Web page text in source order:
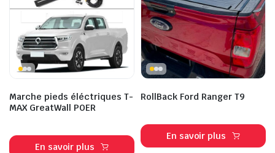
Marche pieds éléctriques T-
MAX GreatWall POER
En savoir plus
RollBack Ford Ranger T9
En savoir plus